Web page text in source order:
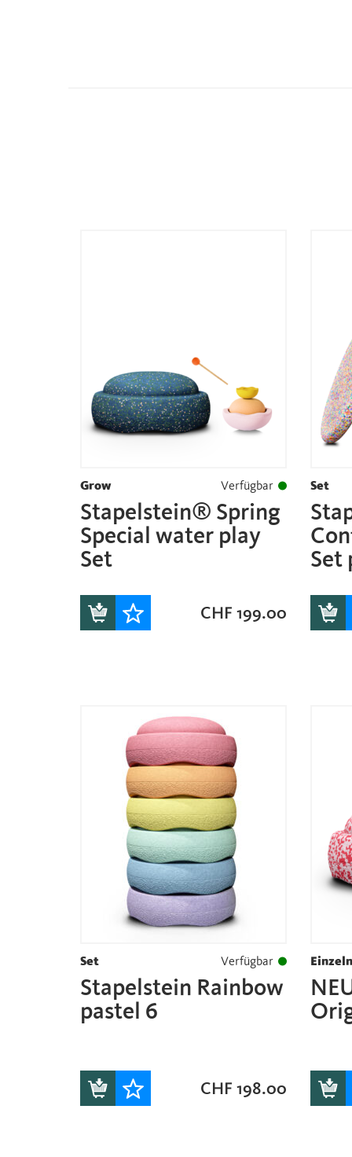
Grow Verfügbar
Stapelstein® Spring
Special water play
Set
CHF 199.00
Set
Set
Set Verfügbar
Stapelstein Rainbow
pastel 6
CHF 198.00
Einzeln